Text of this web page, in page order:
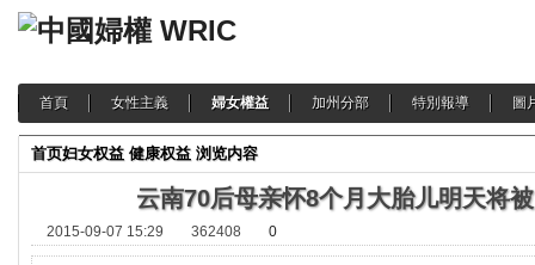
首頁 女性主義 婦女權益 加州分部 特別報導 圖
首页妇女权益 健康权益 浏览内容
云南70后母亲怀8个月大胎儿明天将
2015-09-07 15:29 362408 0